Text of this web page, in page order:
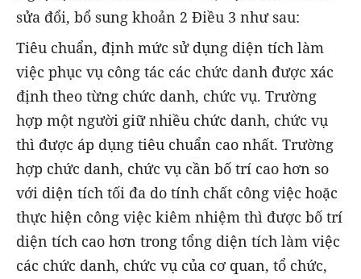
sửa đổi, bổ sung khoản 2 Điều 3 như sau:
Tiêu chuẩn, định mức sử dụng diện tích làm
việc phục vụ công tác các chức danh được xác
định theo từng chức danh, chức vụ. Trường
hợp một người giữ nhiều chức danh, chức vụ
thì được áp dụng tiêu chuẩn cao nhất. Trường
hợp chức danh, chức vụ cần bố trí cao hơn so
với diện tích tối đa do tính chất công việc hoặc
thực hiện công việc kiêm nhiệm thì được bố trí
diện tích cao hơn trong tổng diện tích làm việc
các chức danh, chức vụ của cơ quan, tổ chức,